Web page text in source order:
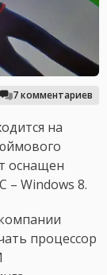
7 комментариев
на
оснащен
– Windows 8.
процессор